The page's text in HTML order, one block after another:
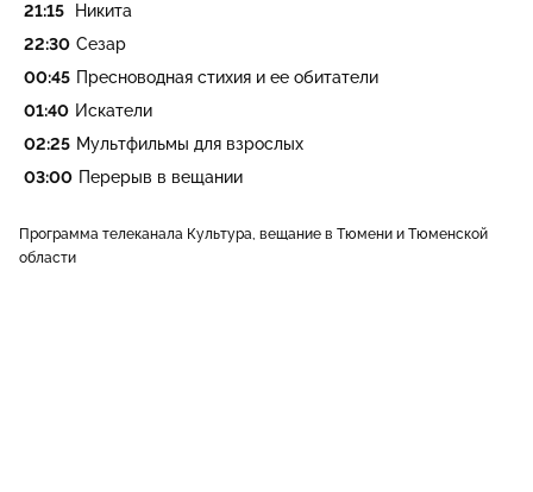
21:15
Никита
22:30 Сезар
00:45 Пресноводная стихия и ее обитатели
01:40 Искатели
02:25 Мультфильмы для взрослых
03:00 Перерыв в вещании
Программа телеканала Культура, вещание в Тюмени и Тюменской
области